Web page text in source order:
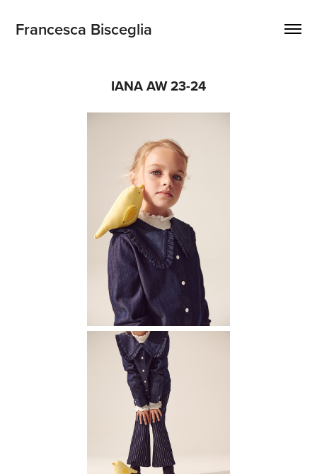
Francesca Bisceglia
IANA AW 23-24